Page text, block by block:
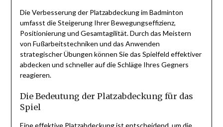
Die Verbesserung der Platzabdeckung im Badminton
umfasst die Steigerung Ihrer Bewegungseffizienz,
Positionierung und Gesamtagilität. Durch das Meistern
von Fußarbeitstechniken und das Anwenden
strategischer Übungen können Sie das Spielfeld effektiver
abdecken und schneller auf die Schläge Ihres Gegners
reagieren.
Die Bedeutung der Platzabdeckung für das
Spiel